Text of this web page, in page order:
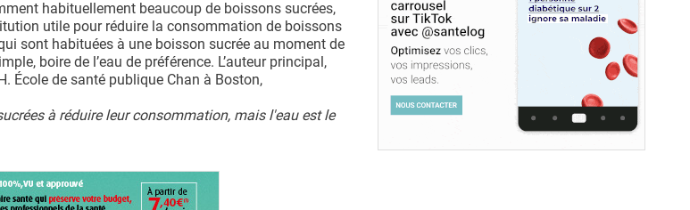
habituellement beaucoup de boissons sucrées,
utile pour réduire la consommation de boissons
sont habituées à une boisson sucrée au moment de
boire de l’eau de préférence. L’auteur principal,
École de santé publique Chan à Boston,
à réduire leur consommation, mais l'eau est le